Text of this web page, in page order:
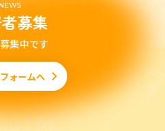
NEWS
募集
集中です
ォームへ